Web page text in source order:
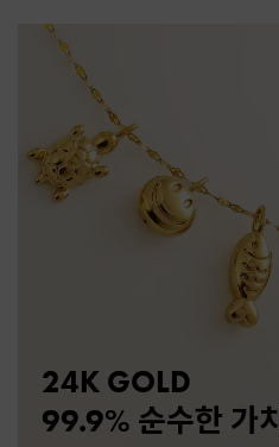
24K GOLD
99.9% 순수한 가치